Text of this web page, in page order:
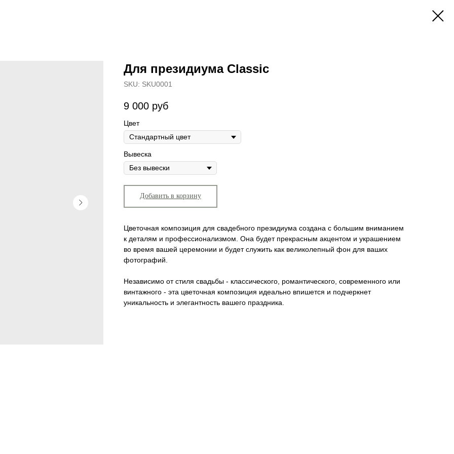
Для президиума Classic
SKU: SKU0001
9 000 руб
Цвет
Вывеска
Добавить в корзину
Цветочная композиция для свадебного президиума создана с большим вниманием
к деталям и профессионализмом. Она будет прекрасным акцентом и украшением
во время вашей церемонии и будет служить как великолепный фон для ваших
фотографий.
Независимо от стиля свадьбы - классического, романтического, современного или
винтажного - эта цветочная композиция идеально впишется и подчеркнет
уникальность и элегантность вашего праздника.